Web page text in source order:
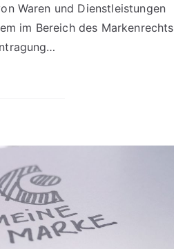
Waren und Dienstleistungen
im Bereich des Markenrechts